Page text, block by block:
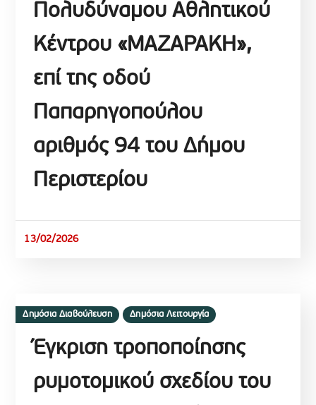
Πολυδύναμου Αθλητικού
Κέντρου «ΜΑΖΑΡΑΚΗ»,
επί της οδού
Παπαρηγοπούλου
αριθμός 94 του Δήμου
Περιστερίου
13/02/2026
Δημόσια Διαβούλευση Δημόσια Λειτουργία
Έγκριση τροποποίησης
ρυμοτομικού σχεδίου του